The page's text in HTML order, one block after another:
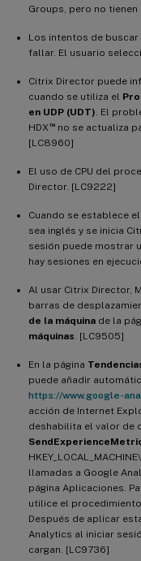
Groups, pero no
Los intentos de
fallar. El usuario
Citrix Director puede
cuando se utiliza el
en UDP (UDT) . El
HDX ™no se actualiza
[LC8960]
El uso de CPU del
Director. [LC9222]
Cuando se establece
sea inglés y se inicia
sesión puede mostrar
hay sesiones en
Al usar Citrix Director,
barras de
de la máquina de la
máquinas . [LC9505]
En la página
puede añadir
https://www.google-
acción de Internet
deshabilita el valor de
llamadas a Google
página Aplicaciones.
utilice el
Después de aplicar
Analytics al iniciar
cargan. [LC9736]